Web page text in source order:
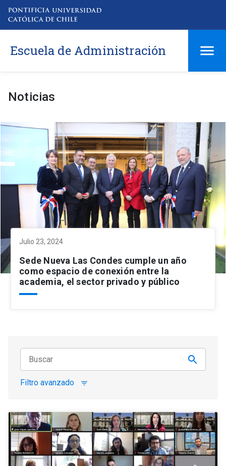
Escuela de Administración
Noticias
Julio 23, 2024
Sede Nueva Las Condes cumple un año
como espacio de conexión entre la
academia, el sector privado y público
Filtro avanzado filter_list